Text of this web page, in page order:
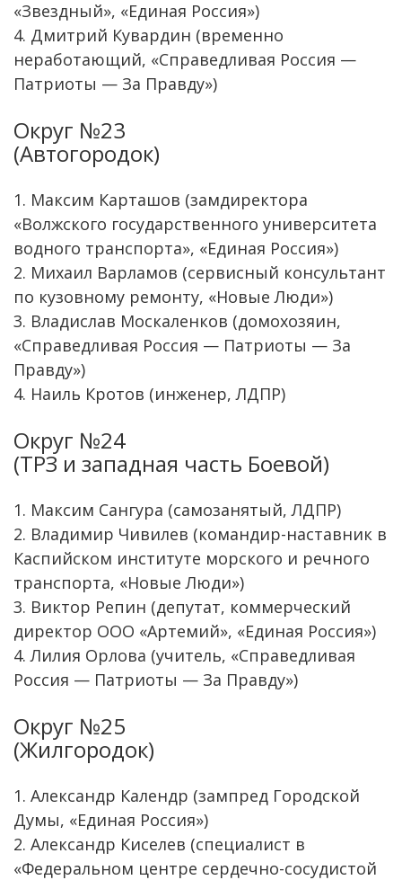
«Звездный», «Единая Россия»)
4. Дмитрий Кувардин (временно
неработающий, «Справедливая Россия —
Патриоты — За Правду»)
Округ №23
(Автогородок)
1. Максим Карташов (замдиректора
«Волжского государственного университета
водного транспорта», «Единая Россия»)
2. Михаил Варламов (сервисный консультант
по кузовному ремонту, «Новые Люди»)
3. Владислав Москаленков (домохозяин,
«Справедливая Россия — Патриоты — За
Правду»)
4. Наиль Кротов (инженер, ЛДПР)
Округ №24
(ТРЗ и западная часть Боевой)
1. Максим Сангура (самозанятый, ЛДПР)
2. Владимир Чивилев (командир-наставник в
Каспийском институте морского и речного
транспорта, «Новые Люди»)
3. Виктор Репин (депутат, коммерческий
директор ООО «Артемий», «Единая Россия»)
4. Лилия Орлова (учитель, «Справедливая
Россия — Патриоты — За Правду»)
Округ №25
(Жилгородок)
1. Александр Календр (зампред Городской
Думы, «Единая Россия»)
2. Александр Киселев (специалист в
«Федеральном центре сердечно-сосудистой